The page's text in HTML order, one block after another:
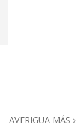
AVERIGUA MÁS